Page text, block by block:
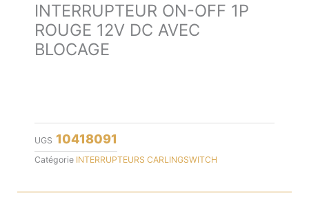
INTERRUPTEUR ON-OFF 1P
ROUGE 12V DC AVEC
BLOCAGE
UGS 10418091
Catégorie INTERRUPTEURS CARLINGSWITCH